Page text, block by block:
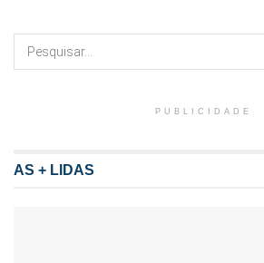
PUBLICIDADE
AS + LIDAS